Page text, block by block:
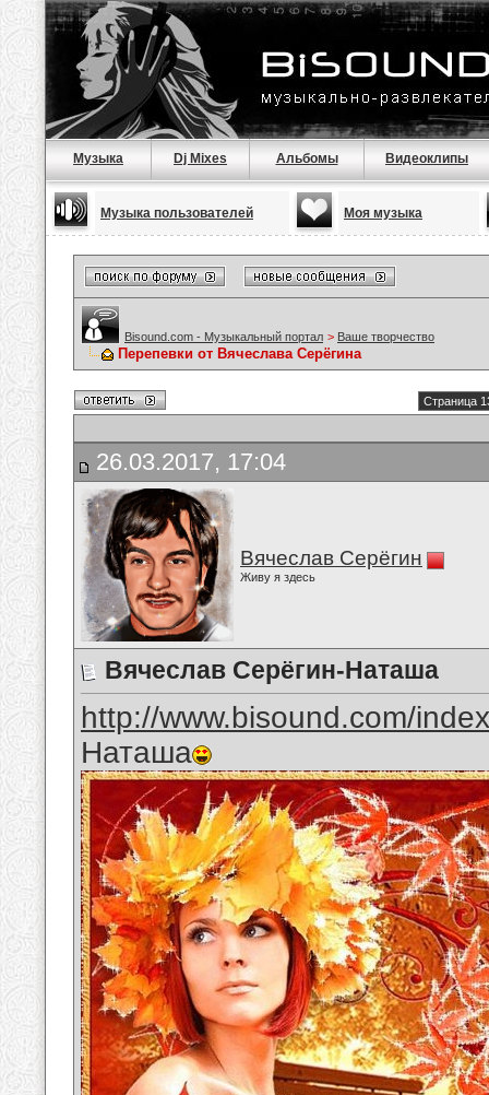
Музыка Dj Mixes Альбомы Видеоклипы
Музыка пользователей Моя музыка
Bisound.com - Музыкальный портал > Ваше творчество
Перепевки от Вячеслава Серёгина
Страница
26.03.2017, 17:04
Вячеслав Серёгин
Живу я здесь
Вячеслав Серёгин-Наташа
http://www.bisound.com/
Наташа